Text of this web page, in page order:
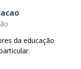
da educação